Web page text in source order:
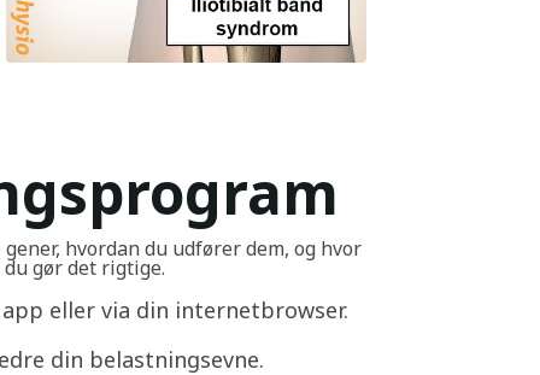
hvordan du udfører dem, og hvor
du gør det rigtige.
eller via din internetbrowser.
din belastningsevne.